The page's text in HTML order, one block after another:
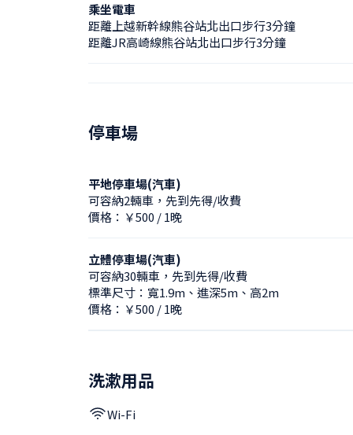
乘坐電車
距離上越新幹線熊谷站北出口步行3分鐘
距離JR高崎線熊谷站北出口步行3分鐘
停車場
平地停車場(汽車)
可容納2輛車，先到先得/收費
價格：￥500 / 1晚
立體停車場(汽車)
可容納30輛車，先到先得/收費
標準尺寸：寬1.9m、進深5m、高2m
價格：￥500 / 1晚
洗漱用品
Wi-Fi